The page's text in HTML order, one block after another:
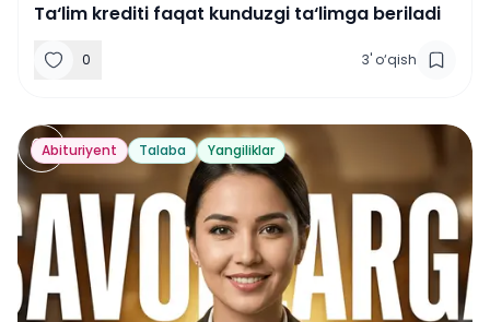
Ta‘lim krediti faqat kunduzgi ta‘limga beriladi
0 3' o‘qish
Abituriyent Talaba Yangiliklar